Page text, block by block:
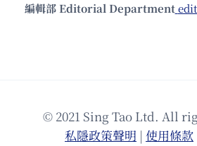
編輯部 Editorial Department
© 2021 Sing Tao Ltd. All
私隱政策聲明 | 使⽤條款